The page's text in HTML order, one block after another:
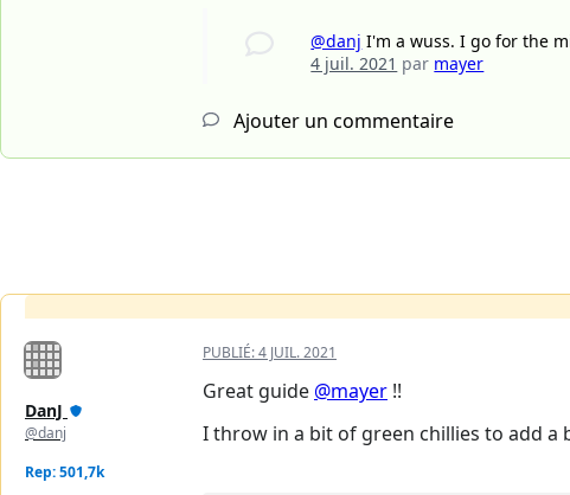
@danj I'm a wuss. I go for the
4 juil. 2021 par mayer
Ajouter un commentaire
DanJ
@danj
Rep: 501,7k
PUBLIÉ:4 JUIL. 2021
Great guide @mayer !!
I throw in a bit of green chillies to add a